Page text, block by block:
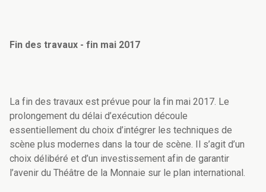
Fin des travaux - fin mai 2017
La fin des travaux est prévue pour la fin mai 2017. Le
prolongement du délai d’exécution découle
essentiellement du choix d’intégrer les techniques de
scène plus modernes dans la tour de scène. Il s’agit d’un
choix délibéré et d’un investissement afin de garantir
l’avenir du Théâtre de la Monnaie sur le plan international.